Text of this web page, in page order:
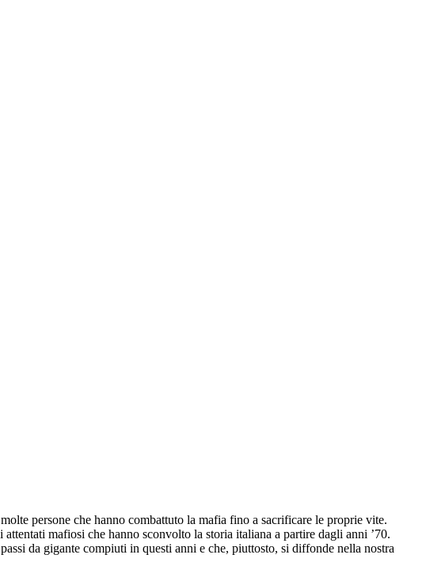
persone che hanno combattuto la mafia fino a sacrificare le proprie vite.
mafiosi che hanno sconvolto la storia italiana a partire dagli anni ’70.
da gigante compiuti in questi anni e che, piuttosto, si diffonde nella nostra